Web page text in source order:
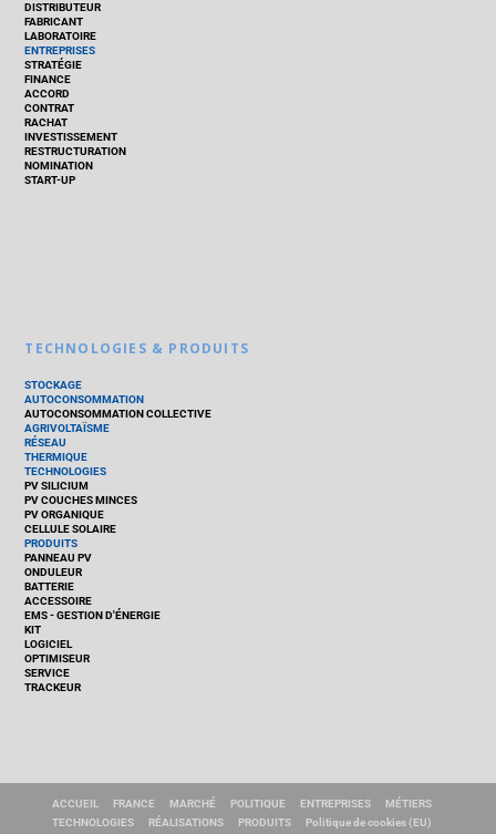
DISTRIBUTEUR
FABRICANT
LABORATOIRE
ENTREPRISES
STRATÉGIE
FINANCE
ACCORD
CONTRAT
RACHAT
INVESTISSEMENT
RESTRUCTURATION
NOMINATION
START-UP
TECHNOLOGIES & PRODUITS
STOCKAGE
AUTOCONSOMMATION
AUTOCONSOMMATION COLLECTIVE
AGRIVOLTAÏSME
RÉSEAU
THERMIQUE
TECHNOLOGIES
PV SILICIUM
PV COUCHES MINCES
PV ORGANIQUE
CELLULE SOLAIRE
PRODUITS
PANNEAU PV
ONDULEUR
BATTERIE
ACCESSOIRE
EMS - GESTION D'ÉNERGIE
KIT
LOGICIEL
OPTIMISEUR
SERVICE
TRACKEUR
ACCUEIL FRANCE MARCHÉ POLITIQUE ENTREPRISES
MÉTIERS
TECHNOLOGIES
RÉALISATIONS PRODUITS
Politique de cookies (EU)